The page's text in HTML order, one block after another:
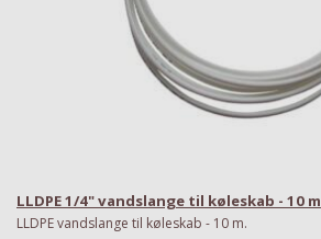
LLDPE 1/4" vandslange til køleskab - 10 m
LLDPE vandslange til køleskab - 10 m.